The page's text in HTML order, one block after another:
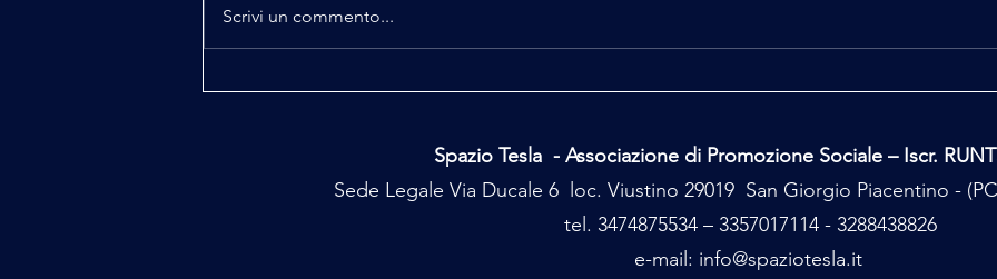
Fisica e Spiritualità
Scrivi un commento...
Spazio Tesla - Associazione di Promozione Sociale – Iscr.
Sede Legale Via Ducale 6 loc. Viustino 29019 San Giorgio Piacentino -
tel. 3474875534 – 3357017114 - 3288438826
e-mail: info@spaziotesla.it